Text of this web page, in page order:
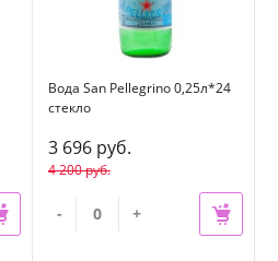
Вода San Pellegrino 0,25л*24
стекло
3 696 руб.
4 200 руб.
- +